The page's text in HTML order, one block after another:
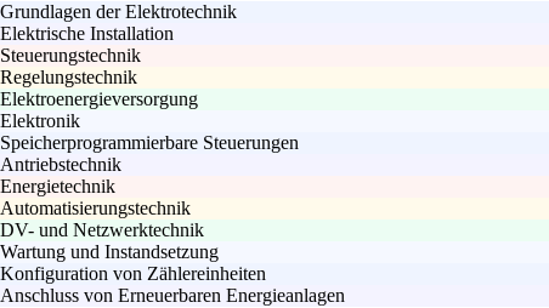
Grundlagen der Elektrotechnik
Elektrische Installation
Steuerungstechnik
Regelungstechnik
Elektroenergieversorgung
Elektronik
Speicherprogrammierbare Steuerungen
Antriebstechnik
Energietechnik
Automatisierungstechnik
DV- und Netzwerktechnik
Wartung und Instandsetzung
Konfiguration von Zählereinheiten
Anschluss von Erneuerbaren Energieanlagen